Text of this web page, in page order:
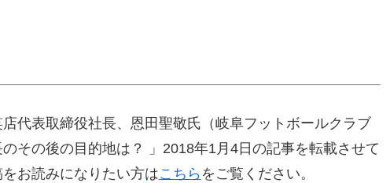
代表取締役社長、恩田聖敬氏（岐阜フットボールクラブ
その後の目的地は？ 」2018年1月4日の記事を転載させて
お読みになりたい方はこちら をご覧ください。